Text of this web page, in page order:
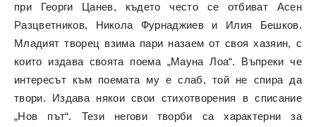
при Георги Цанев, където често се отбиват Асен
Разцветников, Никола Фурнаджиев и Илия Бешков.
Младият творец взима пари назаем от своя хазяин, с
които издава своята поема „Мауна Лоа“. Въпреки че
интересът към поемата му е слаб, той не спира да
твори. Издава някои свои стихотворения в списание
„Нов път“. Тези негови творби са характерни за